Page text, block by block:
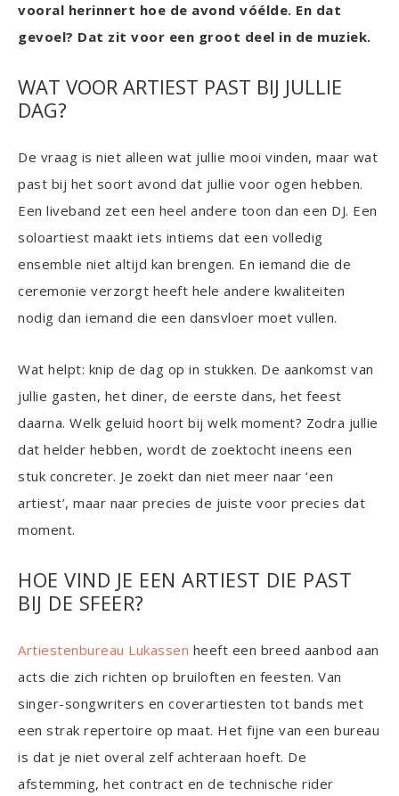
vooral herinnert hoe de avond vóélde. En dat
gevoel? Dat zit voor een groot deel in de muziek.
WAT VOOR ARTIEST PAST BIJ JULLIE
DAG?
De vraag is niet alleen wat jullie mooi vinden, maar wat
past bij het soort avond dat jullie voor ogen hebben.
Een liveband zet een heel andere toon dan een DJ. Een
soloartiest maakt iets intiems dat een volledig
ensemble niet altijd kan brengen. En iemand die de
ceremonie verzorgt heeft hele andere kwaliteiten
nodig dan iemand die een dansvloer moet vullen.
Wat helpt: knip de dag op in stukken. De aankomst van
jullie gasten, het diner, de eerste dans, het feest
daarna. Welk geluid hoort bij welk moment? Zodra jullie
dat helder hebben, wordt de zoektocht ineens een
stuk concreter. Je zoekt dan niet meer naar ‘een
artiest’, maar naar precies de juiste voor precies dat
moment.
HOE VIND JE EEN ARTIEST DIE PAST
BIJ DE SFEER?
Artiestenbureau Lukassen heeft een breed aanbod aan
acts die zich richten op bruiloften en feesten. Van
singer-songwriters en coverartiesten tot bands met
een strak repertoire op maat. Het fijne van een bureau
is dat je niet overal zelf achteraan hoeft. De
afstemming, het contract en de technische rider